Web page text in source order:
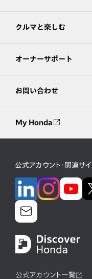
クルマと楽しむ
オーナーサポート
お問い合わせ
My Honda
公式アカウント・関連サイ
公式アカウント一覧